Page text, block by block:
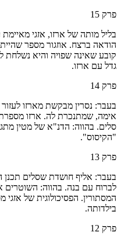
פרק 15
בליל מותה של ארזו, אזגי
הודאה ברצח. אוזגור מספר
קובע שאינה שפויה והיא נשלחת
גדל עם ארזו.
פרק 14
בעבר: נסרין מבקשת מארזו
אימה, שמתנכרת לה. ארזו
סלים. בהווה: הדנ"א של מטין
"הקיסוס".
פרק 13
בעבר: אליף חושדת שסלים תכנן
לברוח עם בנה. בהווה:
המסתורין. הפסיכולוגית של
בילדותה.
פרק 12